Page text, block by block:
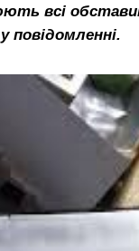
всі
повідомленні.